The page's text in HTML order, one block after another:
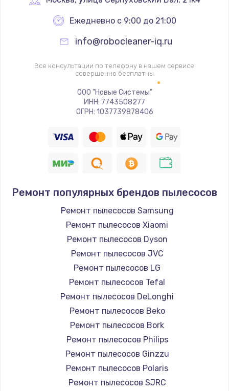
Замена термопредохранителя
Заказать
Замена ТЭНа
2500 руб.
1400 руб.
Замена / ремонт электронного модуля
управления
600 руб.
Замена конфорки
1100 руб.
Замена платы сенсора
900 руб.
Замена регулятора режимов конфорки
Ежедневно с 9:00 до 21:00
info@robocleaner-iq.ru
Все консультации по телефону в нашем сервисе
совершенно бесплатны
ООО "Новые Системы"
ИНН: 7743508277
ОГРН: 1037739878406
Ремонт популярных брендов пылесосов
Ремонт пылесосов Samsung
Ремонт пылесосов Xiaomi
Ремонт пылесосов Dyson
Ремонт пылесосов JVC
Ремонт пылесосов LG
Ремонт пылесосов Tefal
Ремонт пылесосов DeLonghi
Ремонт пылесосов Beko
Ремонт пылесосов Bork
Ремонт пылесосов Philips
Ремонт пылесосов Ginzzu
Ремонт пылесосов Polaris
Ремонт пылесосов SJRC